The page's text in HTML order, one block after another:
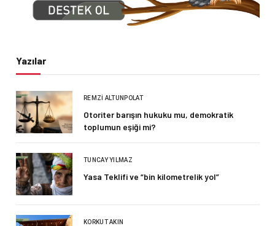
Yazılar
REMZI ALTUNPOLAT
Otoriter barışın hukuku mu, demokratik
toplumun eşiği mi?
TUNCAY YILMAZ
Yasa Teklifi ve “bin kilometrelik yol”
KORKUT AKIN